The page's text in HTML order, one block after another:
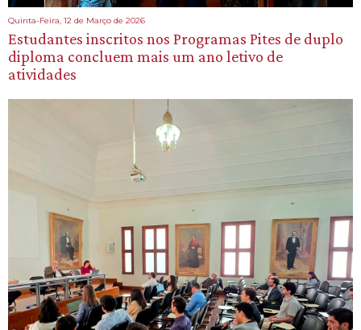
Quinta-Feira, 12 de Março de 2026
Estudantes inscritos nos Programas Pites de duplo
diploma concluem mais um ano letivo de
atividades